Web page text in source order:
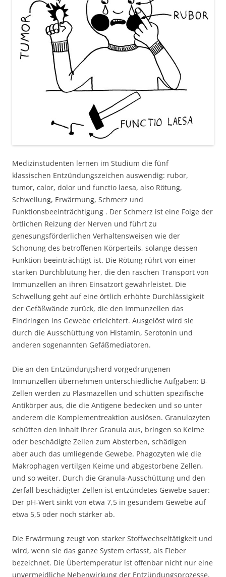
Medizinstudenten lernen im Studium die fünf
klassischen Entzündungszeichen auswendig: rubor,
tumor, calor, dolor und functio laesa, also Rötung,
Schwellung, Erwärmung, Schmerz und
Funktionsbeeinträchtigung . Der Schmerz ist eine Folge der
örtlichen Reizung der Nerven und führt zu
genesungsförderlichen Verhaltensweisen wie der
Schonung des betroffenen Körperteils, solange dessen
Funktion beeinträchtigt ist. Die Rötung rührt von einer
starken Durchblutung her, die den raschen Transport von
Immunzellen an ihren Einsatzort gewährleistet. Die
Schwellung geht auf eine örtlich erhöhte Durchlässigkeit
der Gefäßwände zurück, die den Immunzellen das
Eindringen ins Gewebe erleichtert. Ausgelöst wird sie
durch die Ausschüttung von Histamin, Serotonin und
anderen sogenannten Gefäßmediatoren.
Die an den Entzündungsherd vorgedrungenen
Immunzellen übernehmen unterschiedliche Aufgaben: B-
Zellen werden zu Plasmazellen und schütten spezifische
Antikörper aus, die die Antigene bedecken und so unter
anderem die Komplementreaktion auslösen. Granulozyten
schütten den Inhalt ihrer Granula aus, bringen so Keime
oder beschädigte Zellen zum Absterben, schädigen
aber auch das umliegende Gewebe. Phagozyten wie die
Makrophagen vertilgen Keime und abgestorbene Zellen,
und so weiter. Durch die Granula-Ausschüttung und den
Zerfall beschädigter Zellen ist entzündetes Gewebe sauer:
Der pH-Wert sinkt von etwa 7,5 in gesundem Gewebe auf
etwa 5,5 oder noch stärker ab.
Die Erwärmung zeugt von starker Stoffwechseltätigkeit und
wird, wenn sie das ganze System erfasst, als Fieber
bezeichnet. Die Übertemperatur ist offenbar nicht nur eine
unvermeidliche Nebenwirkung der Entzündungsprozesse,